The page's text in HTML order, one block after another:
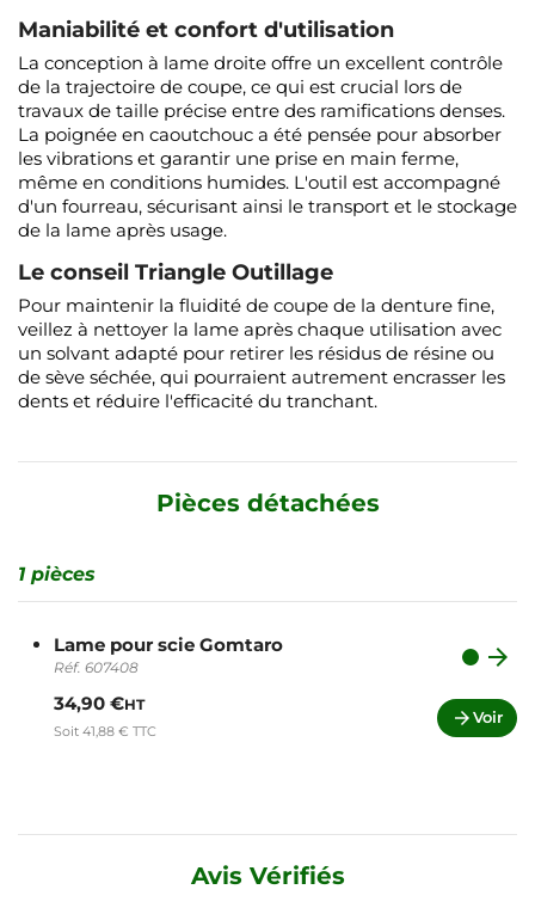
Maniabilité et confort d'utilisation
La conception à lame droite offre un excellent contrôle
de la trajectoire de coupe, ce qui est crucial lors de
travaux de taille précise entre des ramifications denses.
La poignée en caoutchouc a été pensée pour absorber
les vibrations et garantir une prise en main ferme,
même en conditions humides. L'outil est accompagné
d'un fourreau, sécurisant ainsi le transport et le stockage
de la lame après usage.
Le conseil Triangle Outillage
Pour maintenir la fluidité de coupe de la denture fine,
veillez à nettoyer la lame après chaque utilisation avec
un solvant adapté pour retirer les résidus de résine ou
de sève séchée, qui pourraient autrement encrasser les
dents et réduire l'efficacité du tranchant.
Pièces détachées
1 pièces
Lame pour scie Gomtaro
Réf. 607408 
34,90 €HT
Soit 41,88 € TTC
Voir
Avis Vérifiés